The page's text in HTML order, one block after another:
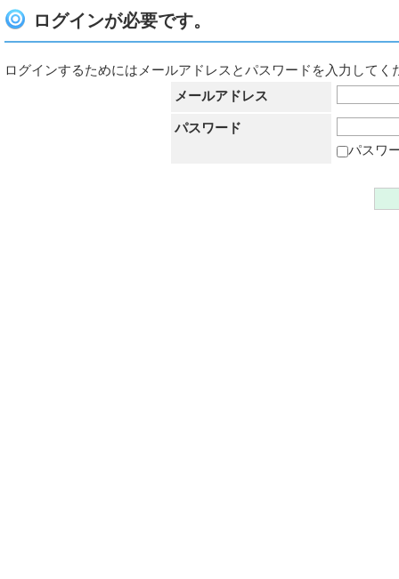
ログインが必要です。
ログインするためにはメールアドレスとパスワードを入力してく
メールアドレス
パスワード
パスワ